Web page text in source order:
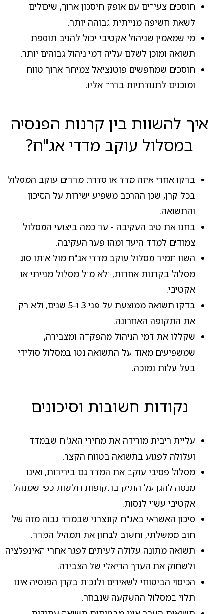
חוסכים צעירים עם אופק חיסכון ארוך, שיכולים
לשאת חשיפה מנייתית גבוהה יותר.
מי שמאמין שניהול אקטיבי יכול להניב תוספת
תשואה ומוכן לשלם עליה דמי ניהול גבוהים יותר.
חוסכים שמחפשים פוטנציאל צמיחה ארוך טווח
ומוכנים לתנודתיות בדרך אליו.
איך להשוות בין קרנות הפנסיה
במסלול עוקב מדדי אג"ח?
בדקו אחרי איזה מדד או סדרת מדדים עוקב המסלול
בכל קרן, שכן ההרכב משפיע ישירות על הסיכון
והתשואה.
בחנו את טיב העקיבה - עד כמה ביצועי המסלול
צמודים למדד היעד ומהו פער העקיבה.
השוו תמיד מסלול עוקב מדדי אג"ח מול אותו סוג
מסלול בקרנות אחרות, ולא מול מסלול מנייתי או
אקטיבי.
בדקו תשואה ממוצעת על פני 3 ו-5 שנים, ולא רק
את התקופה האחרונה.
שקללו את דמי הניהול מהפקדה ומצבירה,
שמשפיעים מאוד על התשואה נטו במסלול סולידי
בעל עלות נמוכה.
נקודות חשובות וסיכונים
עליית ריבית מורידה את מחירי האג"ח שבמדד
ועלולה לפגוע בתשואה בטווח הקצר.
מסלול פסיבי עוקב את המדד גם בירידות, ואינו
מנסה להגן על התיק בתקופות חלשות כפי שמנהל
אקטיבי עשוי לנסות.
סיכון האשראי באג"ח קונצרני שבמדד גבוה מזה של
חוב ממשלתי, וחשוב לבחון את תמהיל המדד.
תשואה מתונה עלולה לעיתים לפגר אחרי האינפלציה
ולשחוק את הערך הריאלי של הצבירה.
הכיסוי הביטוחי לשאירים ולנכות בקרן הפנסיה אינו
תלוי במסלול ההשקעה שנבחר.